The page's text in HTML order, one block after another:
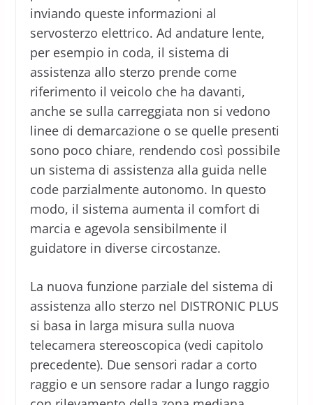
inviando queste informazioni al
servosterzo elettrico. Ad andature lente,
per esempio in coda, il sistema di
assistenza allo sterzo prende come
riferimento il veicolo che ha davanti,
anche se sulla carreggiata non si vedono
linee di demarcazione o se quelle presenti
sono poco chiare, rendendo così possibile
un sistema di assistenza alla guida nelle
code parzialmente autonomo. In questo
modo, il sistema aumenta il comfort di
marcia e agevola sensibilmente il
guidatore in diverse circostanze.
La nuova funzione parziale del sistema di
assistenza allo sterzo nel DISTRONIC PLUS
si basa in larga misura sulla nuova
telecamera stereoscopica (vedi capitolo
precedente). Due sensori radar a corto
raggio e un sensore radar a lungo raggio